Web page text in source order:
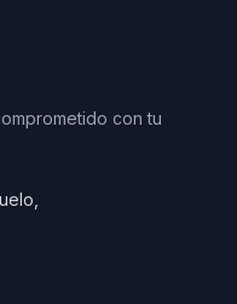
con tu